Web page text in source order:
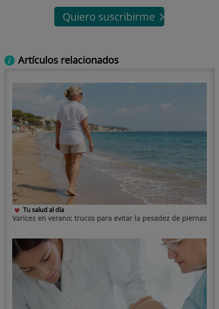
Quiero suscribirme
Artículos relacionados
Tu salud al día
Varices en verano: trucos para evitar la pesadez de piernas